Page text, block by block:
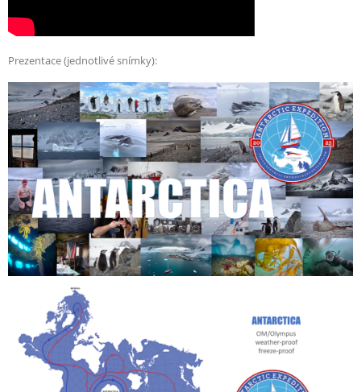
Prezentace (jednotlivé snímky):